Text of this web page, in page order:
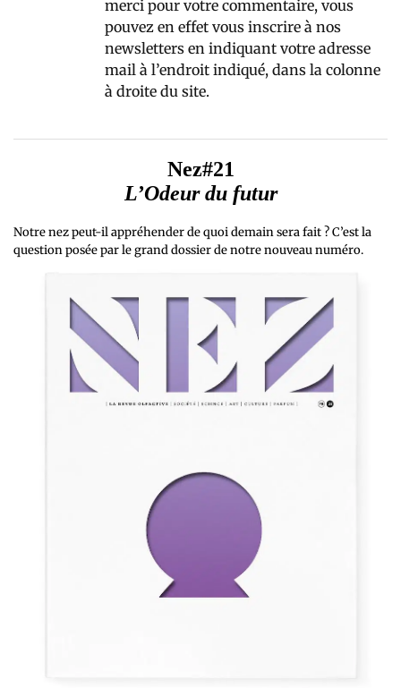
merci pour votre commentaire, vous
pouvez en effet vous inscrire à nos
newsletters en indiquant votre adresse
mail à l’endroit indiqué, dans la colonne
à droite du site.
Nez#21
L’Odeur du futur
Notre nez peut-il appréhender de quoi demain sera fait ? C’est la
question posée par le grand dossier de notre nouveau numéro.